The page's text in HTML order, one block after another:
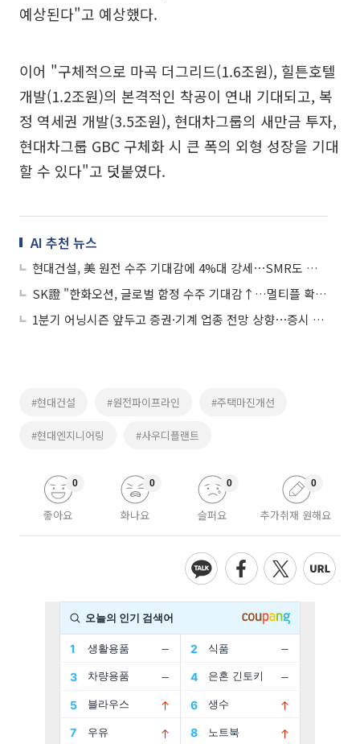
예상된다"고 예상했다.
이어 "구체적으로 마곡 더그리드(1.6조원), 힐튼호텔
개발(1.2조원)의 본격적인 착공이 연내 기대되고, 복
정 역세권 개발(3.5조원), 현대차그룹의 새만금 투자,
현대차그룹 GBC 구체화 시 큰 폭의 외형 성장을 기대
할 수 있다"고 덧붙였다.
AI 추천 뉴스
현대건설, 美 원전 수주 기대감에 4%대 강세⋯SMR도 상승 동력
SK證 "한화오션, 글로벌 함정 수주 기대감↑…멀티플 확장 전망"
1분기 어닝시즌 앞두고 증권·기계 업종 전망 상향⋯증시 활황·AI가 견인
#현대건설 #원전파이프라인 #주택마진개선
#현대엔지니어링 #사우디플랜트
좋아요
0
화나요
0
슬퍼요
0
추가취재 원해요
0